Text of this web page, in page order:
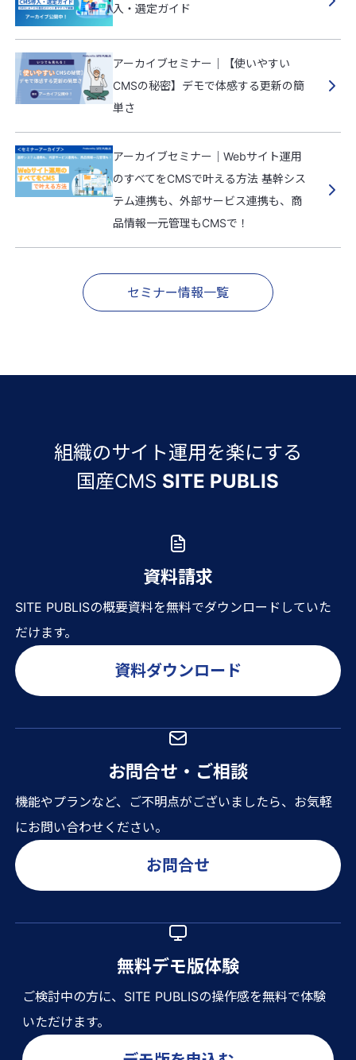
入・選定ガイド
アーカイブセミナー｜【使いやすい
CMSの秘密】デモで体感する更新の簡
単さ
アーカイブセミナー｜Webサイト運用
のすべてをCMSで叶える方法 基幹シス
テム連携も、外部サービス連携も、商
品情報一元管理もCMSで！
セミナー情報一覧
組織のサイト運用を楽にする
国産CMS SITE PUBLIS
資料請求
SITE PUBLISの概要資料を無料でダウンロードしていた
だけます。
資料ダウンロード
お問合せ・ご相談
機能やプランなど、ご不明点がございましたら、お気軽
にお問い合わせください。
お問合せ
無料デモ版体験
ご検討中の方に、SITE PUBLISの操作感を無料で体験
いただけます。